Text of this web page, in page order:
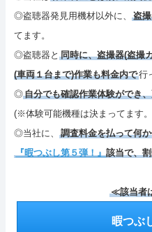
サイトマップ
◎盗聴器発見用機材以外に、
盗
てます。
◎盗聴器と 同時に、盗撮器(盗撮
(車両１台まで)作業も料金内で行
◎自分でも確認作業体験ができ
(※体験可能機種は決まってます。
◎当社に、
調査料金を払って何
『暇つぶし第５弾！』 該当で、
≪該当者
暇つぶ